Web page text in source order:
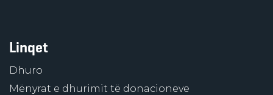
Linqet
Dhuro
Mënyrat e dhurimit të donacioneve